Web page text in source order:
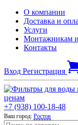
О компании
Доставка и
Услуги
Монтажникам
Контакты
Вход Регистрация
+7 (938) 100-18-48
Ваш город: Ростов